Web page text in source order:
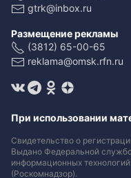
gtrk@inbox.ru
Размещение рекламы
(3812) 65-00-65
reklama@omsk.rfn.ru
При использовании
Свидетельство о
Выдано Федеральной
информационных
(Роскомнадзор).